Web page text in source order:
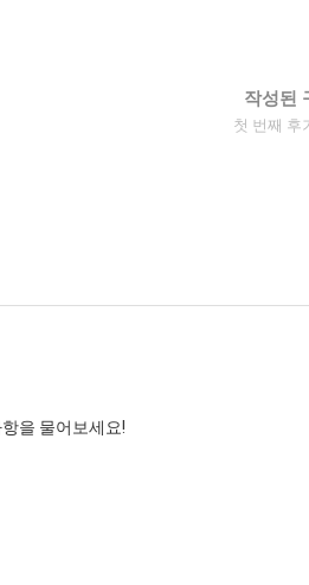
작성된
첫 번째 후
을 물어보세요!